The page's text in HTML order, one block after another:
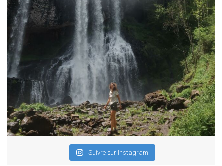
Suivre sur Instagram